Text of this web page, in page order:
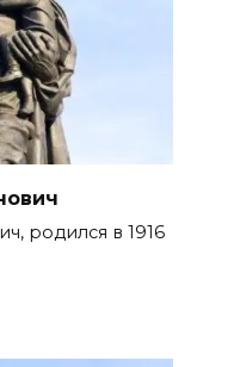
родился в 1916